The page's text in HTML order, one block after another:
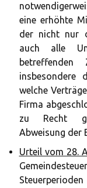
eine erhöhte
der nicht nur
auch alle
insbesondere
welche
Firma
zu Recht
Abweisung der
Urteil vom 28.